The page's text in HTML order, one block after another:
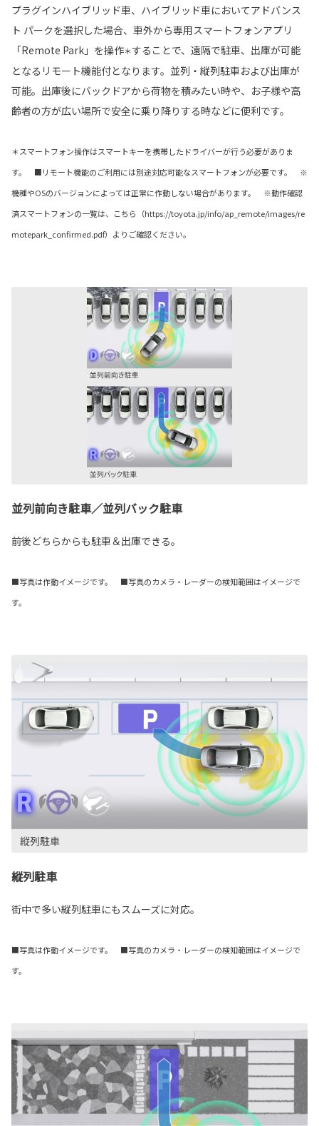
プラグインハイブリッド車、ハイブリッド車においてアドバンス
ト パークを選択した場合、車外から専用スマートフォンアプリ
「Remote Park」を操作＊することで、遠隔で駐車、出庫が可能
となるリモート機能付となります。並列・縦列駐車および出庫が
可能。出庫後にバックドアから荷物を積みたい時や、お子様や高
齢者の方が広い場所で安全に乗り降りする時などに便利です。
＊スマートフォン操作はスマートキーを携帯したドライバーが行う必要がありま
す。 ■リモート機能のご利用には別途対応可能なスマートフォンが必要です。 ※
機種やOSのバージョンによっては正常に作動しない場合があります。 ※動作確認
済スマートフォンの一覧は、こちら（https://toyota.jp/info/ap_remote/images/re
motepark_confirmed.pdf）よりご確認ください。
並列前向き駐車／並列バック駐車
前後どちらからも駐車＆出庫できる。
■写真は作動イメージです。 ■写真のカメラ・レーダーの検知範囲はイメージで
す。
縦列駐車
街中で多い縦列駐車にもスムーズに対応。
■写真は作動イメージです。 ■写真のカメラ・レーダーの検知範囲はイメージで
す。